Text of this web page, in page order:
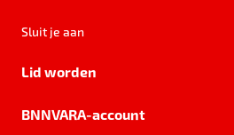
Sluit je aan
Lid worden
BNNVARA-account